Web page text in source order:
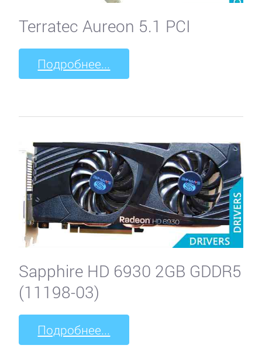
Terratec Aureon 5.1 PCI
Подробнее...
Sapphire HD 6930 2GB GDDR5
(11198-03)
Подробнее...